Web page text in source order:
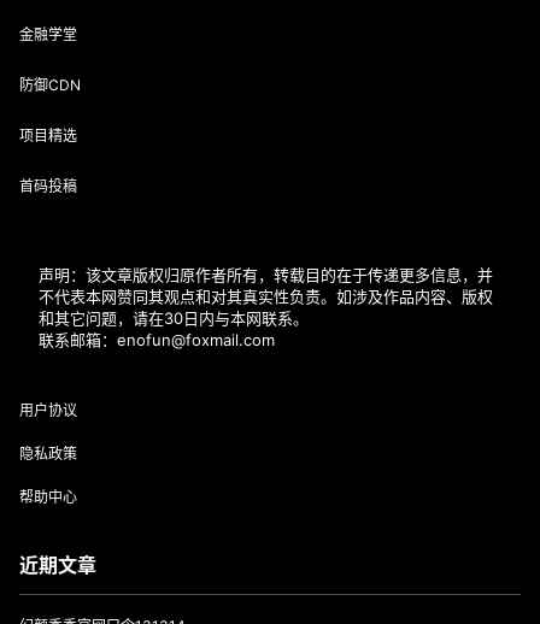
金融学堂
防御CDN
项目精选
首码投稿
声明：该文章版权归原作者所有，转载目的在于传递更多信息，并
不代表本网赞同其观点和对其真实性负责。如涉及作品内容、版权
和其它问题，请在30日内与本网联系。
联系邮箱：enofun@foxmail.com
用户协议
隐私政策
帮助中心
近期文章